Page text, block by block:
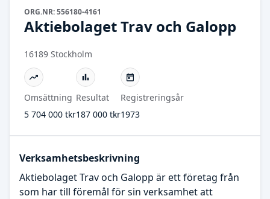
ORG.NR: 556180-4161
Aktiebolaget Trav och Galopp
16189 Stockholm
Omsättning
5 704 000 tkr
Resultat
187 000 tkr
Registreringsår
1973
Verksamhetsbeskrivning
Aktiebolaget Trav och Galopp är ett företag från
som har till föremål för sin verksamhet att